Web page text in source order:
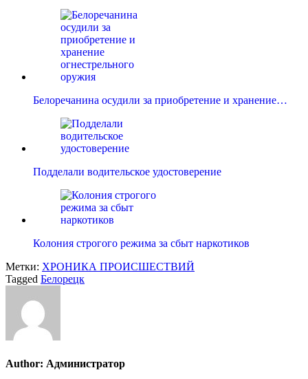
Белоречанина осудили за приобретение и хранение…
Подделали водительское удостоверение
Колония строгого режима за сбыт наркотиков
Метки: ХРОНИКА ПРОИСШЕСТВИЙ
Tagged Белорецк
Author: Администратор